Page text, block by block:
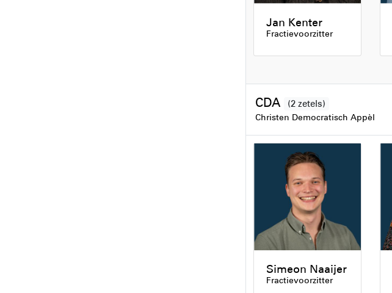
Jan Kenter
Fractievoorzitter
CDA (2 zetels)
Christen Democratisch Appèl
Simeon Naaijer
Fractievoorzitter